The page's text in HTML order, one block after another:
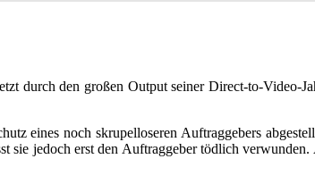
durch den großen Output seiner Direct-to-Video-
eines noch skrupelloseren Auftraggebers
jedoch erst den Auftraggeber tödlich